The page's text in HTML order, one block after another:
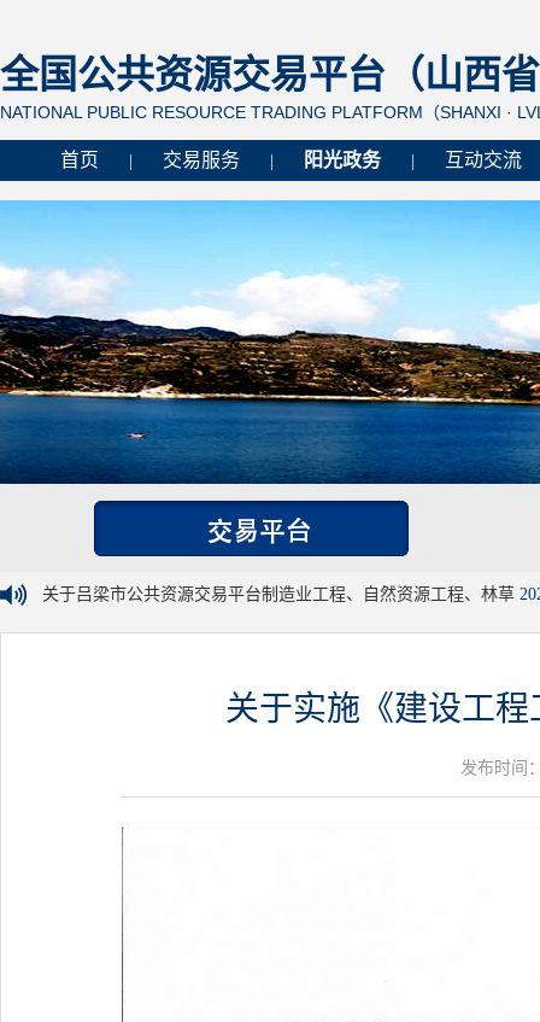
全国公共资源交易平台（山西
NATIONAL PUBLIC RESOURCE TRADING PLATFORM（SHANXI ·
首页 交易服务 阳光政务 互动交流
关于吕梁市公共资源交易平台制造业工程、自然资源工程、林草
关于实施《建设工
发布时间